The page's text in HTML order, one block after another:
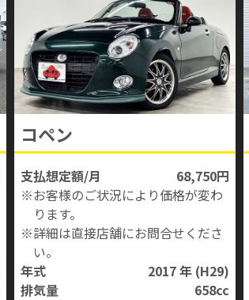
コペン
支払想定額/月
68,750円
※お客様のご状況により価格が変わ
ります。
※詳細は直接店舗にお問合せくださ
い。
年式
2017 年 (H29)
排気量
658cc